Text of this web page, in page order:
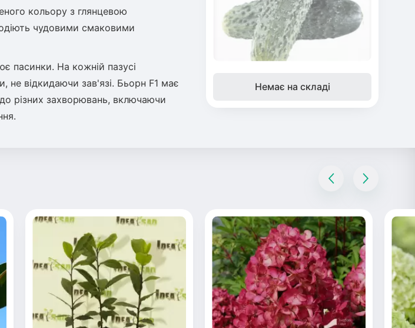
кольору з глянцевою
чудовими смаковими
пасинки. На кожній пазусі
не відкидаючи зав'язі. Бьорн F1 має
різних захворювань, включаючи
Немає на складі